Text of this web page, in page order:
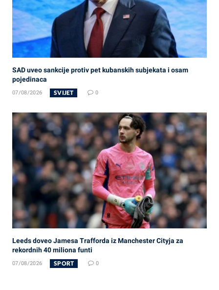
SAD uveo sankcije protiv pet kubanskih subjekata i osam
pojedinaca
07/08/2026 SVIJET 0
Leeds doveo Jamesa Trafforda iz Manchester Cityja za
rekordnih 40 miliona funti
07/08/2026 SPORT 0